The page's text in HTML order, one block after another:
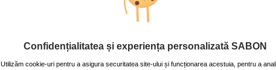
Confidențialitatea și experiența personalizată SABON
Utilizăm cookie-uri pentru a asigura securitatea site-ului și funcționarea acestuia, pentru a